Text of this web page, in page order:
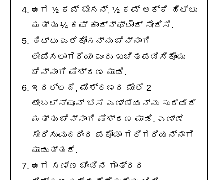
ಈಗ ½ ಕಪ್ ಬೇಸನ್, ½ ಕಪ್ ಅಕ್ಕಿ ಹಿಟ್ಟು
ಮತ್ತು ¼ ಕಪ್ ಕಾರ್ನ್ಫ್ಲೌರ್ ಸೇರಿಸಿ.
ಹಿಟ್ಟು ಎಲೆಕೋಸನ್ನು ಚೆನ್ನಾಗಿ
ಲೇಪಿಸಲಾಗಿದೆಯಾ ಎಂದು ಖಚಿತಪಡಿಸಿಕೊಂಡು
ಚೆನ್ನಾಗಿ ಮಿಶ್ರಣ ಮಾಡಿ.
ಇದಲ್ಲದೆ, ಮಿಶ್ರಣದ ಮೇಲೆ 2
ಟೇಬಲ್ಸ್ಪೂನ್ ಬಿಸಿ ಎಣ್ಣೆಯನ್ನು ಸುರಿಯಿರಿ
ಮತ್ತು ಚೆನ್ನಾಗಿ ಮಿಶ್ರಣ ಮಾಡಿ. ಎಣ್ಣೆ
ಸೇರಿಸುವುದರಿಂದ ಪಕೋಡಾ ಗರಿಗರಿಯನ್ನಾಗಿ
ಮಾಡುತ್ತದೆ.
ಈಗ ಸಣ್ಣ ಚೆಂಡಿನ ಗಾತ್ರದ